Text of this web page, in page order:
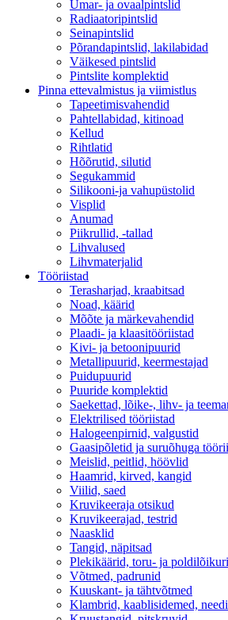
Ümar- ja ovaalpintslid
Radiaatoripintslid
Seinapintslid
Põrandapintslid, lakilabidad
Väikesed pintslid
Pintslite komplektid
Pinna ettevalmistus ja viimistlus
Tapeetimisvahendid
Pahtellabidad, kitinoad
Kellud
Rihtlatid
Hõõrutid, silutid
Segukammid
Silikooni-ja vahupüstolid
Visplid
Anumad
Piikrullid, -tallad
Lihvalused
Lihvmaterjalid
Tööriistad
Terasharjad, kraabitsad
Noad, käärid
Mõõte ja märkevahendid
Plaadi- ja klaasitööriistad
Kivi- ja betoonipuurid
Metallipuurid, keermestajad
Puidupuurid
Puuride komplektid
Saekettad, lõike-, lihv- ja
Elektrilised tööriistad
Halogeenpirnid, valgustid
Gaasipõletid ja suruõhuga
Meislid, peitlid, höövlid
Haamrid, kirved, kangid
Viilid, saed
Kruvikeeraja otsikud
Kruvikeerajad, testrid
Naasklid
Tangid, näpitsad
Plekikäärid, toru- ja
Võtmed, padrunid
Kuuskant- ja tähtvõtmed
Klambrid, kaablisidemed,